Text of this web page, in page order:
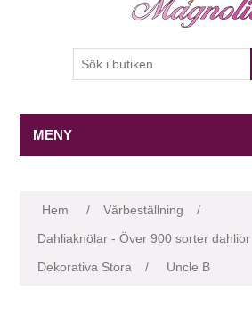
MENY
Hem / Vårbeställning
/
Dahliaknölar - Över 900 sorter dahlior
Dekorativa Stora
/ Uncle B